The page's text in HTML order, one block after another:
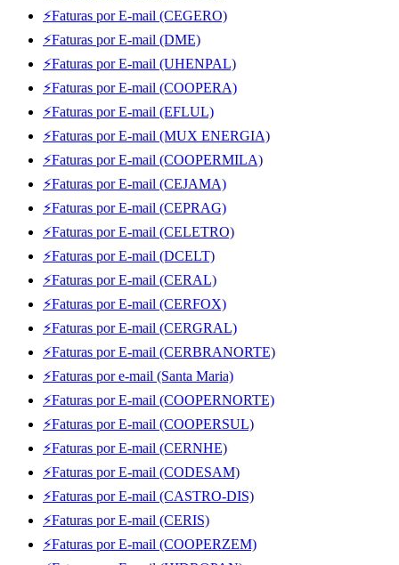
⚡Faturas por E-mail (CEGERO)
⚡Faturas por E-mail (DME)
⚡Faturas por E-mail (UHENPAL)
⚡Faturas por E-mail (COOPERA)
⚡Faturas por E-mail (EFLUL)
⚡Faturas por E-mail (MUX ENERGIA)
⚡Faturas por E-mail (COOPERMILA)
⚡Faturas por E-mail (CEJAMA)
⚡Faturas por E-mail (CEPRAG)
⚡Faturas por E-mail (CELETRO)
⚡Faturas por E-mail (DCELT)
⚡Faturas por E-mail (CERAL)
⚡Faturas por E-mail (CERFOX)
⚡Faturas por E-mail (CERGRAL)
⚡Faturas por E-mail (CERBRANORTE)
⚡Faturas por e-mail (Santa Maria)
⚡Faturas por E-mail (COOPERNORTE)
⚡Faturas por E-mail (COOPERSUL)
⚡Faturas por E-mail (CERNHE)
⚡Faturas por E-mail (CODESAM)
⚡Faturas por E-mail (CASTRO-DIS)
⚡Faturas por E-mail (CERIS)
⚡Faturas por E-mail (COOPERZEM)